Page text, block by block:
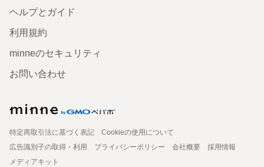
ヘルプとガイド
利用規約
minneのセキュリティ
お問い合わせ
特定商取引法に基づく表記
Cookieの使用について
広告識別子の取得・利用
プライバシーポリシー 会社概要
採用情報
メディアキット